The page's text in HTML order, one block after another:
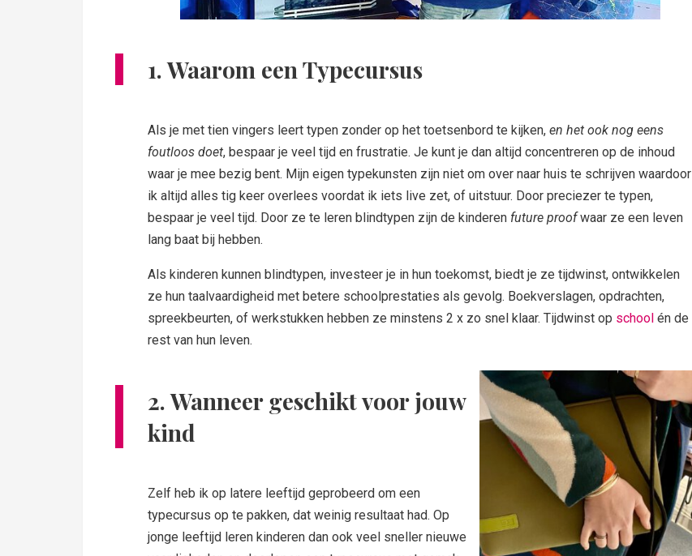
1.Waarom een Typecursus
Als je met tien vingers leert typen zonder op het toetsenbord te kijken, en het ook nog eens
foutloos doet, bespaar je veel tijd en frustratie. Je kunt je dan altijd concentreren op de inhoud
waar je mee bezig bent. Mijn eigen typekunsten zijn niet om over naar huis te schrijven waardoor
ik altijd alles tig keer overlees voordat ik iets live zet, of uitstuur. Door preciezer te typen,
bespaar je veel tijd. Door ze te leren blindtypen zijn de kinderen future proofwaar ze een leven
lang baat bij hebben.
Als kinderen kunnen blindtypen, investeer je in hun toekomst, biedt je ze tijdwinst, ontwikkelen
ze hun taalvaardigheid met betere schoolprestaties als gevolg. Boekverslagen, opdrachten,
spreekbeurten, of werkstukken hebben ze minstens 2 x zo snel klaar. Tijdwinst op school én de
rest van hun leven.
2. Wanneer geschikt voor jouw
kind
Zelf heb ik op latere leeftijd geprobeerd om een
typecursus op te pakken, dat weinig resultaat had. Op
jonge leeftijd leren kinderen dan ook veel sneller nieuwe